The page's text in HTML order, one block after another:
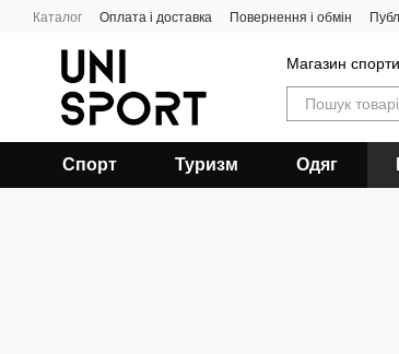
Перейти до основного контенту
Каталог Оплата і доставка Повернення і обмін
Магазин
Спорт Туризм Одяг